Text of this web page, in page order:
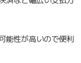
能性が高いので便利